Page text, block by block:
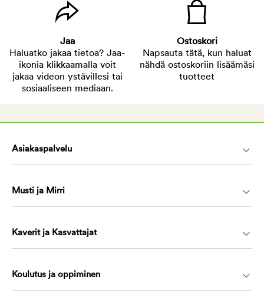
Jaa
Haluatko jakaa tietoa? Jaa-
ikonia klikkaamalla voit
jakaa videon ystävillesi tai
sosiaaliseen mediaan.
Ostoskori
Napsauta tätä, kun haluat
nähdä ostoskoriin lisäämäsi
tuotteet
Asiakaspalvelu
Musti ja Mirri
Kaverit ja Kasvattajat
Koulutus ja oppiminen